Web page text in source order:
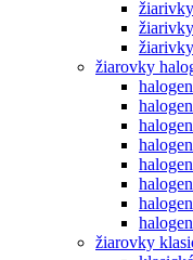
žiarovky
žiarovky